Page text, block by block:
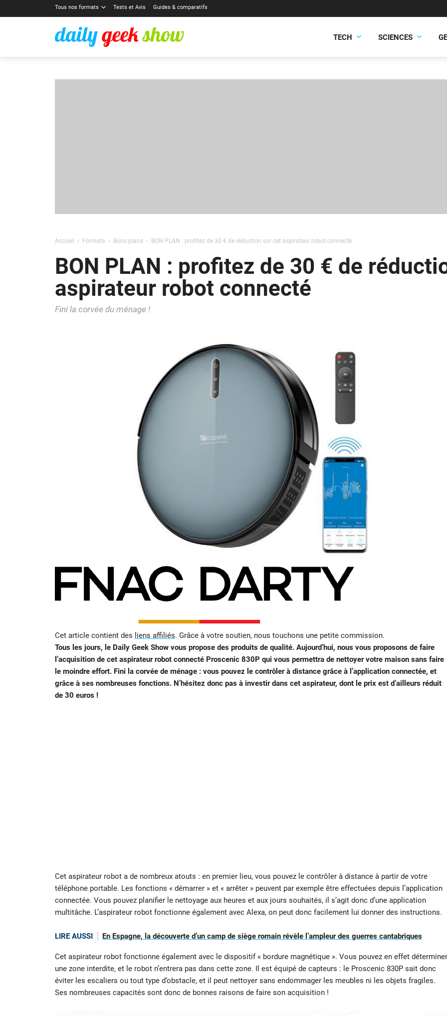
Tous nos formats Tests et Avis Guides & comparatifs
TECH SCIENCES
Accueil Formats Bons plans BON PLAN : profitez de 30 € de réduction sur cet aspirateur robot connecté
BON PLAN : profitez de 30 € de
aspirateur robot connecté
Fini la corvée du ménage !
Cet article contient des liens affiliés. Grâce à votre soutien, nous touchons une petite commission.
Tous les jours, le Daily Geek Show vous propose des produits de qualité. Aujourd’hui, nous vous proposons de faire
l’acquisition de cet aspirateur robot connecté Proscenic 830P qui vous permettra de nettoyer votre maison sans faire
le moindre effort. Fini la corvée de ménage : vous pouvez le contrôler à distance grâce à l’application connectée, et
grâce à ses nombreuses fonctions. N’hésitez donc pas à investir dans cet aspirateur, dont le prix est d’ailleurs réduit
de 30 euros !
Cet aspirateur robot a de nombreux atouts : en premier lieu, vous pouvez le contrôler à distance à partir de votre
téléphone portable. Les fonctions « démarrer » et « arrêter » peuvent par exemple être effectuées depuis l’application
connectée. Vous pouvez planifier le nettoyage aux heures et aux jours souhaités, il s’agit donc d’une application
multitâche. L’aspirateur robot fonctionne également avec Alexa, on peut donc facilement lui donner des instructions.
LIRE AUSSI En Espagne, la découverte d’un camp de siège romain révèle l’ampleur des guerres cantabriques
Cet aspirateur robot fonctionne également avec le dispositif « bordure magnétique ». Vous pouvez en effet déterminer
une zone interdite, et le robot n’entrera pas dans cette zone. Il est équipé de capteurs : le Proscenic 830P sait donc
éviter les escaliers ou tout type d’obstacle, et il peut nettoyer sans endommager les meubles ni les objets fragiles.
Ses nombreuses capacités sont donc de bonnes raisons de faire son acquisition !